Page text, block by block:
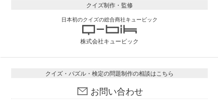
クイズ制作・監修
日本初のクイズの総合商社キュービック
株式会社キュービック
クイズ・パズル・検定の問題制作の相談はこちら
お問い合わせ